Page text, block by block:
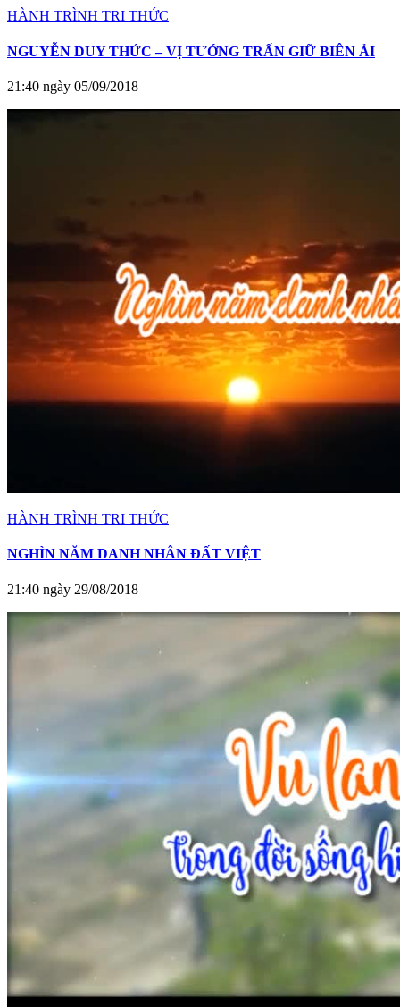
HÀNH TRÌNH TRI THỨC
NGUYỄN DUY THỨC – VỊ TƯỚNG TRẤN GIỮ BIÊN ẢI
21:40 ngày 05/09/2018
HÀNH TRÌNH TRI THỨC
NGHÌN NĂM DANH NHÂN ĐẤT VIỆT
21:40 ngày 29/08/2018